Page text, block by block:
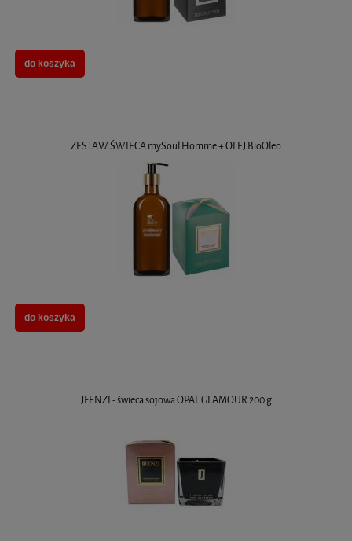
do koszyka
ZESTAW ŚWIECA mySoul Homme + OLEJ BioOleo
do koszyka
JFENZI - świeca sojowa OPAL GLAMOUR 200 g